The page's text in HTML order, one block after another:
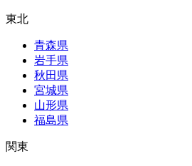
東北
青森県
岩手県
秋田県
宮城県
山形県
福島県
関東